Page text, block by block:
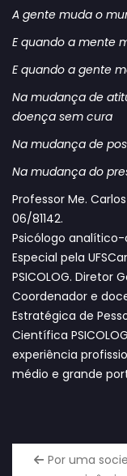
A gente muda o
E quando a mente
E quando a gente
Na mudança de
doença sem cura
Na mudança de
Na mudança do
Professor Me.
06/81142.
Psicólogo
Especial pela
PSICOLOG. Diretor
Coordenador e
Estratégica de
Científica
experiência
médio e grande
Por uma